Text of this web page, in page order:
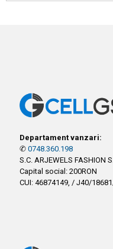
Departament vanzari:
✆ 0748.360.198
S.C. ARJEWELS FASHION
Capital social: 200RON
CUI: 46874149, / J40/